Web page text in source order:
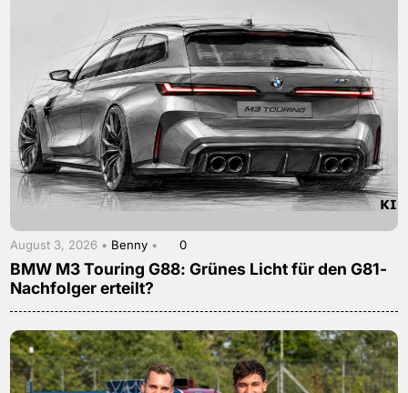
August 3, 2026 • Benny • 0
BMW M3 Touring G88: Grünes Licht für den G81-
Nachfolger erteilt?